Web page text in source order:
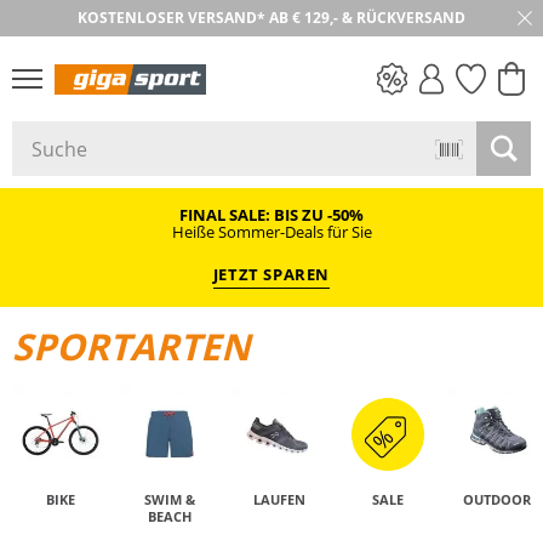
30 TAGE RÜCKGABE
FINAL SALE: BIS ZU -50%
Heiße Sommer-Deals für Sie
JETZT SPAREN
SPORTARTEN
BIKE
SWIM &
BEACH
LAUFEN SALE OUTDOOR